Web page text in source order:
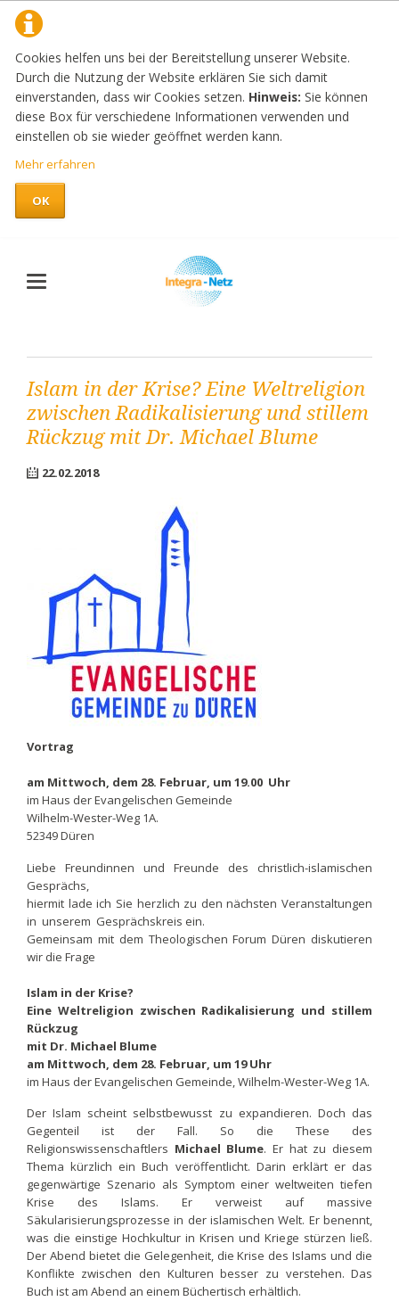
Cookies helfen uns bei der Bereitstellung unserer Website.
Durch die Nutzung der Website erklären Sie sich damit
einverstanden, dass wir Cookies setzen. Hinweis: Sie können
diese Box für verschiedene Informationen verwenden und
einstellen ob sie wieder geöffnet werden kann.
Mehr erfahren
OK
Islam in der Krise? Eine Weltreligion
zwischen Radikalisierung und stillem
Rückzug mit Dr. Michael Blume
22.02.2018
Vortrag
am Mittwoch, dem 28. Februar, um 19.00 Uhr
im Haus der Evangelischen Gemeinde
Wilhelm-Wester-Weg 1A.
52349 Düren
Liebe Freundinnen und Freunde des christlich-islamischen
Gesprächs,
hiermit lade ich Sie herzlich zu den nächsten Veranstaltungen
in unserem Gesprächskreis ein.
Gemeinsam mit dem Theologischen Forum Düren diskutieren
wir die Frage
Islam in der Krise?
Eine Weltreligion zwischen Radikalisierung und stillem
Rückzug
mit Dr. Michael Blume
am Mittwoch, dem 28. Februar, um 19 Uhr
im Haus der Evangelischen Gemeinde, Wilhelm-Wester-Weg 1A.
Der Islam scheint selbstbewusst zu expandieren. Doch das
Gegenteil ist der Fall. So die These des
Religionswissenschaftlers Michael Blume. Er hat zu diesem
Thema kürzlich ein Buch veröffentlicht. Darin erklärt er das
gegenwärtige Szenario als Symptom einer weltweiten tiefen
Krise des Islams. Er verweist auf massive
Säkularisierungsprozesse in der islamischen Welt. Er benennt,
was die einstige Hochkultur in Krisen und Kriege stürzen ließ.
Der Abend bietet die Gelegenheit, die Krise des Islams und die
Konflikte zwischen den Kulturen besser zu verstehen. Das
Buch ist am Abend an einem Büchertisch erhältlich.